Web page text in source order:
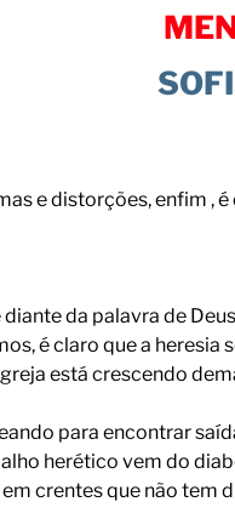
e distorções, enfim ,
da palavra de
é claro que a
está crescendo
para encontrar
herético vem do
crentes que não tem